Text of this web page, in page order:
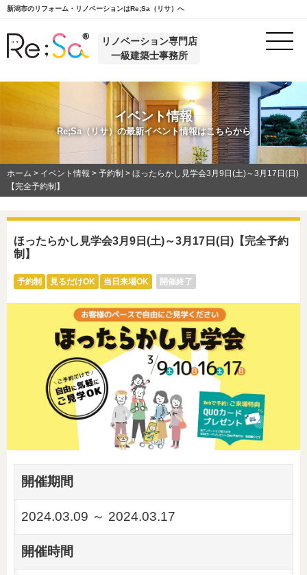
新潟市のリフォーム・リノベーションはRe;Sa（リサ）へ
リノベーション専門店
一級建築士事務所
イベント情報
Re;Sa（リサ）の最新イベント情報はこちらから
ホーム > イベント情報 > 予約制 > ほったらかし見学会3月9日(土)～3月17日(日)
【完全予約制】
ほったらかし見学会3月9日(土)～3月17日(日)【完全予約
制】
予約制 見るだけOK 当日来場OK 開催終了
開催期間
2024.03.09 ～ 2024.03.17
開催時間